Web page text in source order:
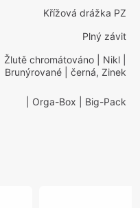
Křížová drážka PZ
Plný závit
| Žlutě chromátováno | Nikl
Brunýrované | černá, Zinek
| Orga-Box | Big-Pack